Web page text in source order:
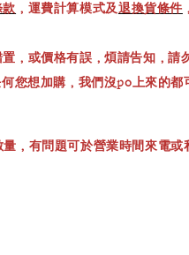
款 ，運費計算模式及退換貨條件
，或價格有誤，煩請告知，請
您想加購，我們沒po上來的都
，有問題可於營業時間來電或